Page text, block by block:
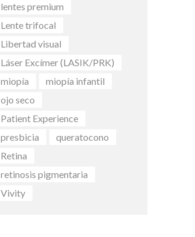
lentes premium
Lente trifocal
Libertad visual
Láser Excímer (LASIK/PRK)
miopía
miopía infantil
ojo seco
Patient Experience
presbicia
queratocono
Retina
retinosis pigmentaria
Vivity